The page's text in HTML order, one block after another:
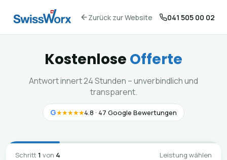
Zurück zur Website 041 505 00 02
Kostenlose Offerte
Antwort innert 24 Stunden – unverbindlich und
transparent.
G★★★★★4.8 · 47 Google Bewertungen
Schritt 1 von 4 Leistung wählen